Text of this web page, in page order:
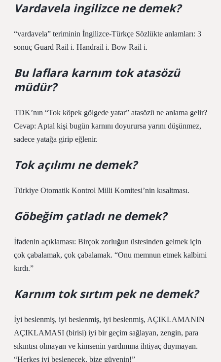
Vardavela ingilizce ne demek?
“vardavela” teriminin İngilizce-Türkçe Sözlükte anlamları: 3
sonuç Guard Rail i. Handrail i. Bow Rail i.
Bu laflara karnım tok atasözü
müdür?
TDK’nın “Tok köpek gölgede yatar” atasözü ne anlama gelir?
Cevap: Aptal kişi bugün karnını doyurursa yarını düşünmez,
sadece yatağa girip eğlenir.
Tok açılımı ne demek?
Türkiye Otomatik Kontrol Milli Komitesi’nin kısaltması.
Göbeğim çatladı ne demek?
İfadenin açıklaması: Birçok zorluğun üstesinden gelmek için
çok çabalamak, çok çabalamak. “Onu memnun etmek kalbimi
kırdı.”
Karnım tok sırtım pek ne demek?
İyi beslenmiş, iyi beslenmiş, iyi beslenmiş, AÇIKLAMANIN
AÇIKLAMASI (birisi) iyi bir geçim sağlayan, zengin, para
sıkıntısı olmayan ve kimsenin yardımına ihtiyaç duymayan.
“Herkes iyi beslenecek, bize güvenin!”